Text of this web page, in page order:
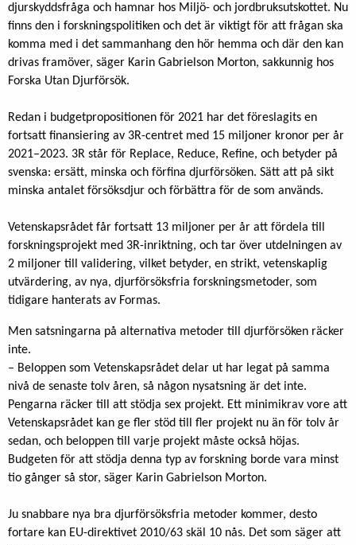
djurskyddsfråga och hamnar hos Miljö- och jordbruksutskottet. Nu
finns den i forskningspolitiken och det är viktigt för att frågan ska
komma med i det sammanhang den hör hemma och där den kan
drivas framöver, säger Karin Gabrielson Morton, sakkunnig hos
Forska Utan Djurförsök.
Redan i budgetpropositionen för 2021 har det föreslagits en
fortsatt finansiering av 3R-centret med 15 miljoner kronor per år
2021–2023. 3R står för Replace, Reduce, Refine, och betyder på
svenska: ersätt, minska och förfina djurförsöken. Sätt att på sikt
minska antalet försöksdjur och förbättra för de som används.
Vetenskapsrådet får fortsatt 13 miljoner per år att fördela till
forskningsprojekt med 3R-inriktning, och tar över utdelningen av
2 miljoner till validering, vilket betyder, en strikt, vetenskaplig
utvärdering, av nya, djurförsöksfria forskningsmetoder, som
tidigare hanterats av Formas.
Men satsningarna på alternativa metoder till djurförsöken räcker
inte.
– Beloppen som Vetenskapsrådet delar ut har legat på samma
nivå de senaste tolv åren, så någon nysatsning är det inte.
Pengarna räcker till att stödja sex projekt. Ett minimikrav vore att
Vetenskapsrådet kan ge fler stöd till fler projekt nu än för tolv år
sedan, och beloppen till varje projekt måste också höjas.
Budgeten för att stödja denna typ av forskning borde vara minst
tio gånger så stor, säger Karin Gabrielson Morton.
Ju snabbare nya bra djurförsöksfria metoder kommer, desto
fortare kan EU-direktivet 2010/63 skäl 10 nås. Det som säger att